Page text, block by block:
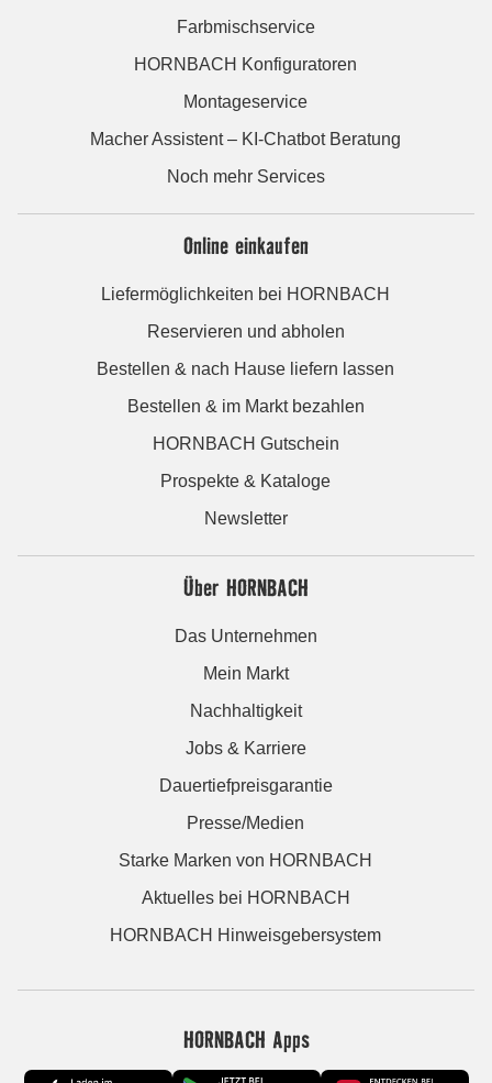
Farbmischservice
HORNBACH Konfiguratoren
Montageservice
Macher Assistent – KI-Chatbot Beratung
Noch mehr Services
Online einkaufen
Liefermöglichkeiten bei HORNBACH
Reservieren und abholen
Bestellen & nach Hause liefern lassen
Bestellen & im Markt bezahlen
HORNBACH Gutschein
Prospekte & Kataloge
Newsletter
Über HORNBACH
Das Unternehmen
Mein Markt
Nachhaltigkeit
Jobs & Karriere
Dauertiefpreisgarantie
Presse/Medien
Starke Marken von HORNBACH
Aktuelles bei HORNBACH
HORNBACH Hinweisgebersystem
HORNBACH Apps